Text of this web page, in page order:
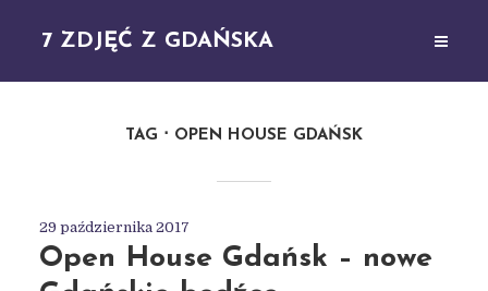
7 ZDJĘĆ Z GDAŃSKA
TAG OPEN HOUSE GDAŃSK
29 października 2017
Open House Gdańsk – nowe